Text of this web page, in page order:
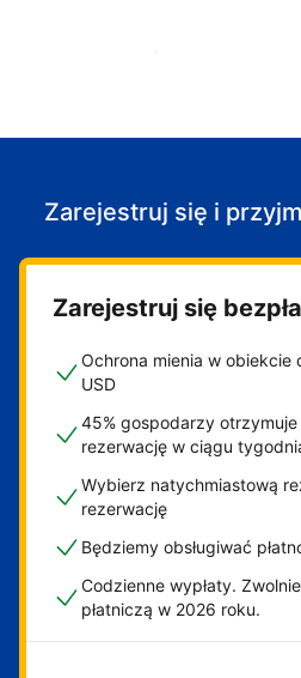
Zacznij przyjmować gości
Zarejestruj się i
Zarejestruj się
Ochrona mienia w obiekcie
USD
45% gospodarzy
rezerwację w ciągu
Wybierz natychmiastową
rezerwację
Będziemy obsługiwać
Codzienne wypłaty.
płatniczą w 2026 roku.